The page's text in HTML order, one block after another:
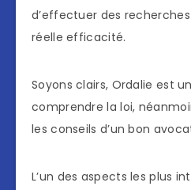
d’effectuer des
réelle efficacité.
Soyons clairs, Ordalie est
comprendre la loi,
les conseils d’un bon
L’un des aspects les plus